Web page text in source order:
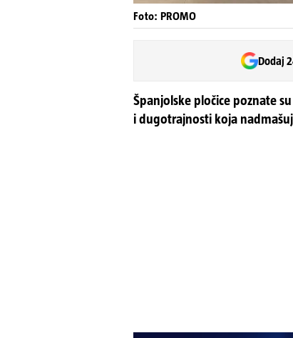
Foto: PROMO
Dodaj
Španjolske pločice poznate
i dugotrajnosti koja